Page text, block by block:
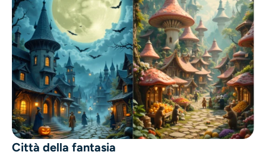
Città della fantasia